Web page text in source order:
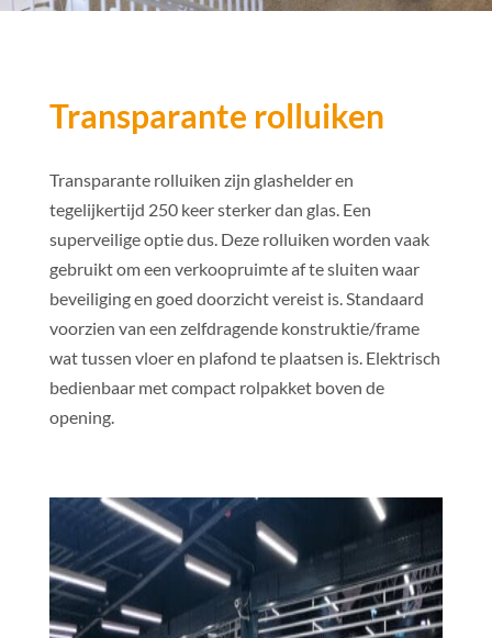
Transparante rolluiken
Transparante rolluiken zijn glashelder en
tegelijkertijd 250 keer sterker dan glas. Een
superveilige optie dus. Deze rolluiken worden vaak
gebruikt om een verkoopruimte af te sluiten waar
beveiliging en goed doorzicht vereist is. Standaard
voorzien van een zelfdragende konstruktie/frame
wat tussen vloer en plafond te plaatsen is. Elektrisch
bedienbaar met compact rolpakket boven de
opening.